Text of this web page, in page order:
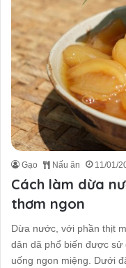
Gạo Nấu ăn 11/01/
Cách làm dừa
thơm ngon
Dừa nước, với phần thịt
dân dã phổ biến được sử
uống ngon miệng. Dưới